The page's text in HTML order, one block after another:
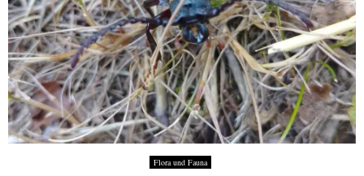
Flora und Fauna